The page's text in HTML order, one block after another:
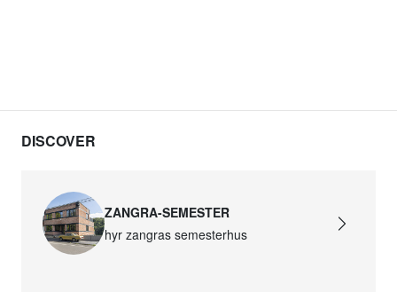
DISCOVER
ZANGRA-SEMESTER
hyr zangras semesterhus